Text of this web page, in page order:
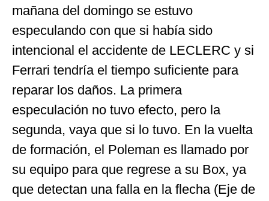
mañana del domingo se estuvo
especulando con que si había sido
intencional el accidente de LECLERC y si
Ferrari tendría el tiempo suficiente para
reparar los daños. La primera
especulación no tuvo efecto, pero la
segunda, vaya que si lo tuvo. En la vuelta
de formación, el Poleman es llamado por
su equipo para que regrese a su Box, ya
que detectan una falla en la flecha (Eje de